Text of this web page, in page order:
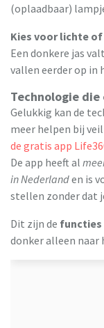
(oplaadbaar)
Kies voor lichte
Een donkere jas
vallen eerder op in
Technologie
Gelukkig kan de
meer helpen bij
de gratis app
De app heeft al
in Nederlanden is
stellen zonder dat
Dit zijn de functies
donker alleen naar